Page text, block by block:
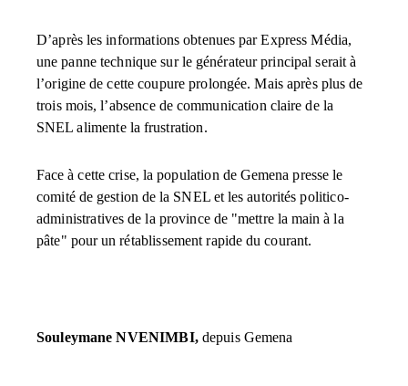
D’après les informations obtenues par Express Média,
une panne technique sur le générateur principal serait à
l’origine de cette coupure prolongée. Mais après plus de
trois mois, l’absence de communication claire de la
SNEL alimente la frustration.
Face à cette crise, la population de Gemena presse le
comité de gestion de la SNEL et les autorités politico-
administratives de la province de "mettre la main à la
pâte" pour un rétablissement rapide du courant.
Souleymane NVENIMBI, depuis Gemena